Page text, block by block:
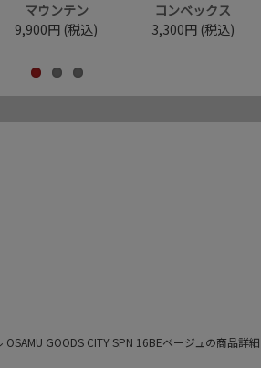
マウンテン
9,900円 (税込)
コンベックス
3,300円 (税込)
GOODS CITY SPN 16BEベージュの商品詳細